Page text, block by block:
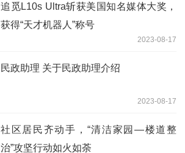
追觅L10s Ultra斩获美国知名媒体大奖，
获得“天才机器人”称号
2023-08-17
民政助理 关于民政助理介绍
2023-08-17
社区居民齐动手，“清洁家园—楼道整
治”攻坚行动如火如荼